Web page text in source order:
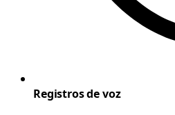
Registros de voz